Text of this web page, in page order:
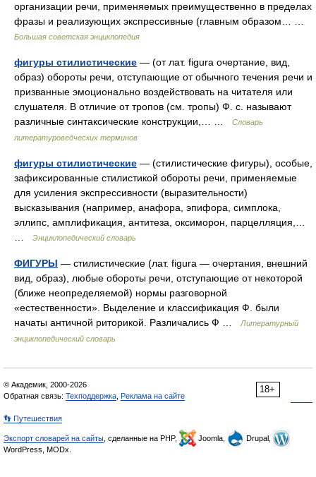
организации речи, применяемых преимущественно в пределах
фразы и реализующих экспрессивные (главным образом… …
Большая советская энциклопедия
фигуры стилистические — (от лат. figura очертание, вид,
образ) обороты речи, отступающие от обычного течения речи и
призванные эмоционально воздействовать на читателя или
слушателя. В отличие от тропов (см. тропы) Ф. с. называют
различные синтаксические конструкции,… …
Словарь
литературоведческих терминов
фигуры стилистические — (стилистические фигуры), особые,
зафиксированные стилистикой обороты речи, применяемые
для усиления экспрессивности (выразительности)
высказывания (например, анафора, эпифора, симплока,
эллипс, амплификация, антитеза, оксиморон, парцелляция,…
Энциклопедический словарь
ФИГУРЫ — стилистические (лат. figura — очертания, внешний
вид, образ), любые обороты речи, отступающие от некоторой
(ближе неопределяемой) нормы разговорной
«естественности». Выделение и классификация Ф. были
начаты античной риторикой. Различались Ф …
Литературный
энциклопедический словарь
18+
© Академик, 2000-2026
Обратная связь: Техподдержка Реклама на сайте
👣 Путешествия
Экспорт словарей на сайты , сделанные на PHP, Joomla,
Drupal,
WordPress, MODx.